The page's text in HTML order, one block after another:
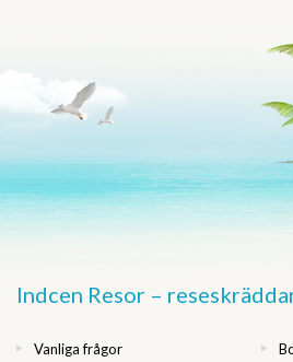
Indcen Resor –
Vanliga frågor